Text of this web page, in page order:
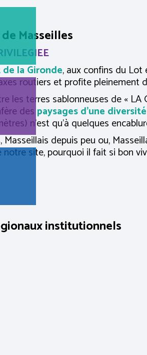
Masseilles
la Gironde, aux confins du
routiers et profite pleinement
les terres sablonneuses de « LA
des paysages d’une
n’est qu’à quelques
depuis peu ou,
site, pourquoi il fait si bon
institutionnels